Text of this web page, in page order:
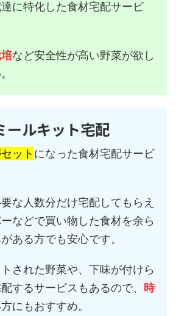
に特化した食材宅配サービ
など安全性が高い野菜が欲し
ールキット宅配
ット になった食材宅配サービ
な人数分だけ宅配してもらえ
などで買い物した食材を余ら
ある方でも安心です。
された野菜や、下味が付けら
するサービスもあるので、
時
にもおすすめ。